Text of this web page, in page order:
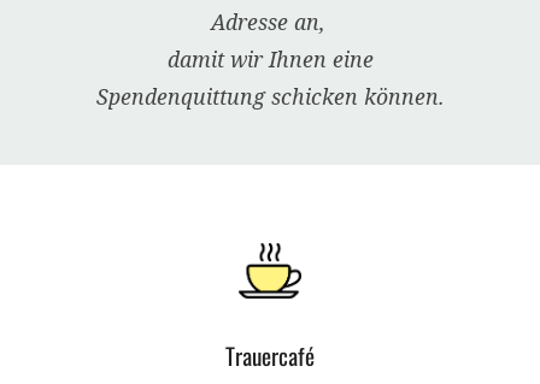
Adresse an,
damit wir Ihnen eine
Spendenquittung schicken können.
Trauercafé